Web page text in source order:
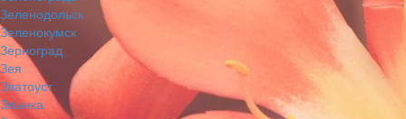
Зеленодольск
Зеленокумск
Зерноград
Зея
Златоуст
Злынка